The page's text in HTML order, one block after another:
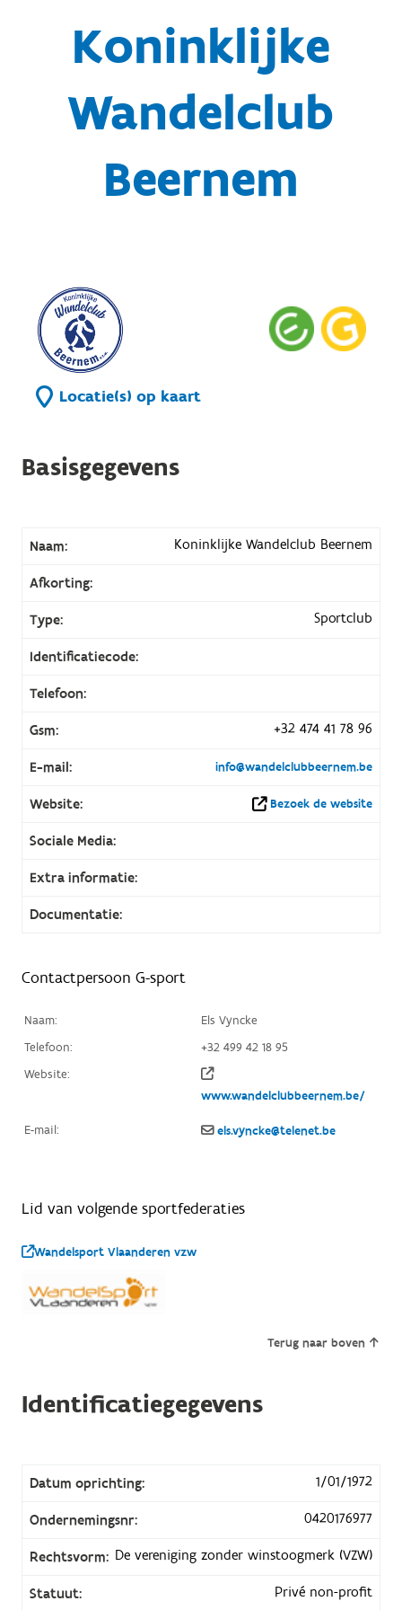
Koninklijke
Wandelclub
Beernem
Locatie(s) op kaart
Basisgegevens
Naam: Koninklijke Wandelclub Beernem
Afkorting:
Type: Sportclub
Identificatiecode:
Telefoon:
Gsm: +32 474 41 78 96
E-mail: info@wandelclubbeernem.be
Website: Bezoek de website
Sociale Media:
Extra informatie:
Documentatie:
Contactpersoon G-sport
Naam:
Els Vyncke
Telefoon:
+32 499 42 18 95
Website:
www.wandelclubbeernem.be/
E-mail: els.vyncke@telenet.be
Lid van volgende sportfederaties
Wandelsport Vlaanderen vzw
Terug naar boven
Identificatiegegevens
Datum oprichting: 1/01/1972
Ondernemingsnr: 0420176977
Rechtsvorm: De vereniging zonder winstoogmerk (VZW)
Statuut: Privé non-profit